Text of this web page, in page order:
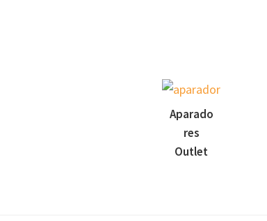
Aparado
res
Outlet